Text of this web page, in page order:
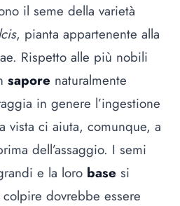
il seme della varietà
, pianta appartenente alla
Rispetto alle più nobili
sapore naturalmente
in genere l’ingestione
vista ci aiuta, comunque, a
dell’assaggio. I semi
e la loro base si
dovrebbe essere